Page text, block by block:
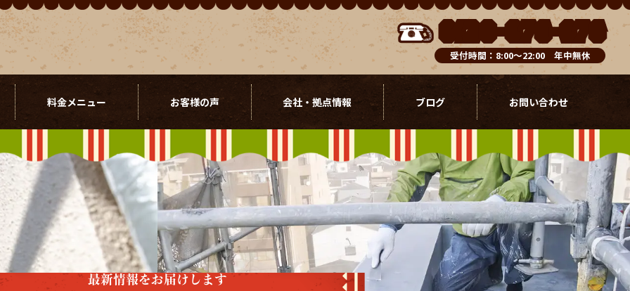
0120-076-976
受付時間：8:00～22:00 年中無休
料金メニュー お客様の声 会社・拠点情報 ブログ お問い合わせ
最新情報をお届けします